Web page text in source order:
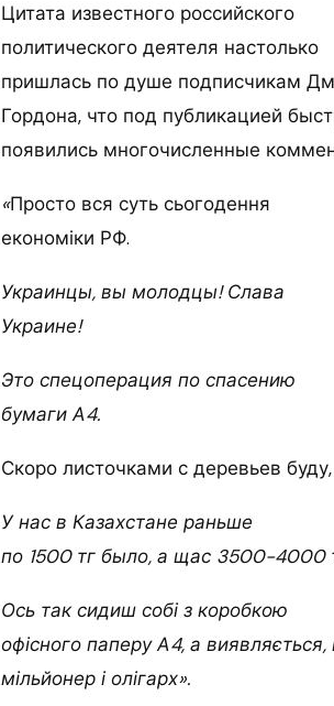
Цитата известного российского
политического деятеля настолько
пришлась по душе подписчикам
Гордона, что под публикацией
появились многочисленные
«Просто вся суть сьогодення
економіки РФ.
Украинцы, вы молодцы! Слава
Украине!
Это спецоперация по спасению
бумаги А4.
Скоро листочками с деревьев
У нас в Казахстане раньше
по 1500 тг было, а щас 3500-4000
Ось так сидиш собі з коробкою
офісного паперу А4, а
мільйонер і олігарх».